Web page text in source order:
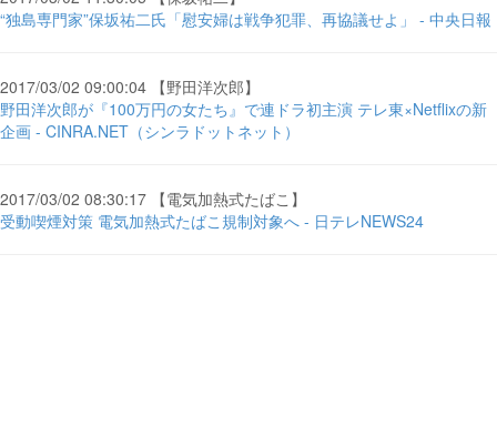
“独島専門家”保坂祐二氏「慰安婦は戦争犯罪、再協議せよ」 - 中央日報
2017/03/02 09:00:04 【野田洋次郎】
野田洋次郎が『100万円の女たち』で連ドラ初主演 テレ東×Netflixの新
企画 - CINRA.NET（シンラドットネット）
2017/03/02 08:30:17 【電気加熱式たばこ】
受動喫煙対策 電気加熱式たばこ規制対象へ - 日テレNEWS24